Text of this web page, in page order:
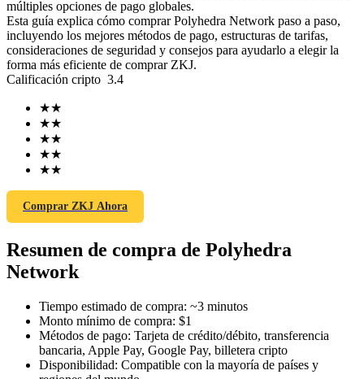
Futuros del USDT
Futuros que utilizan USDT como garantía
Futuros de criptomonedas
TradFi
Derivados de acciones, divisas, metales preciosos y materias
primas
múltiples opciones de pago globales.
Esta guía explica cómo comprar Polyhedra Network paso a paso,
incluyendo los mejores métodos de pago, estructuras de tarifas,
consideraciones de seguridad y consejos para ayudarlo a elegir la
forma más eficiente de comprar ZKJ.
Calificación cripto 3.4
★★
★★
★★
★★
★★
Comprar ZKJ Ahora
Resumen de compra de Polyhedra
Network
Tiempo estimado de compra: ~3 minutos
Monto mínimo de compra: $1
Métodos de pago: Tarjeta de crédito/débito, transferencia
bancaria, Apple Pay, Google Pay, billetera cripto
Disponibilidad: Compatible con la mayoría de países y